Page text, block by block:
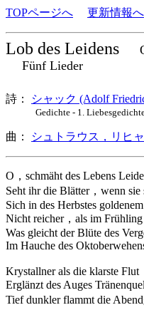
TOPページへ 更新情報へ
Lob des Leidens
Fünf Lieder
詩： シャック (Adolf
Gedichte - 1.
曲： シュトラウス，リヒャ
O，schmäht des Lebens
Seht ihr die Blätter，wenn sie
Sich in des Herbstes
Nicht reicher，als im Frühling
Was gleicht der Blüte des
Im Hauche des
Krystallner als die klarste Flut
Erglänzt des Auges
Tief dunkler flammt die